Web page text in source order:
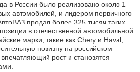
в России было реализовано около 1
автомобилей, и лидером первичного
продал более 325 тысяч таких
в отечественной автомобильной
марки, такие как Chery и Haval,
новизну на российском
рост и становятся